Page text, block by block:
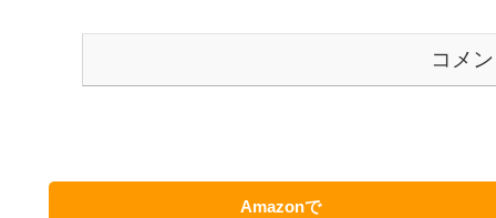
コメ
Amazonで